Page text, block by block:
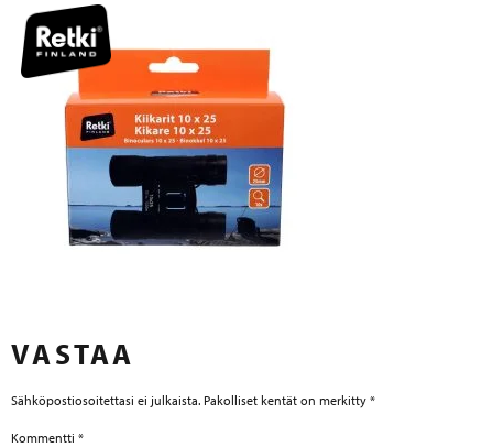
VASTAA
Sähköpostiosoitettasi ei julkaista. Pakolliset kentät on merkitty *
Kommentti *